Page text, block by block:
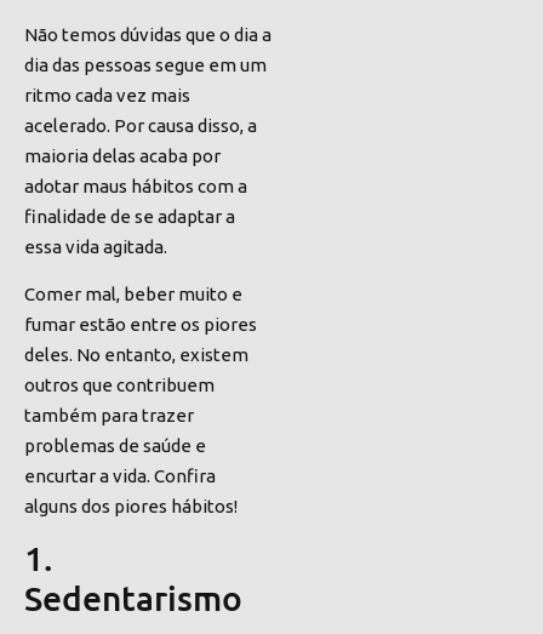
Não temos dúvidas que o dia a
dia das pessoas segue em um
ritmo cada vez mais
acelerado. Por causa disso, a
maioria delas acaba por
adotar maus hábitos com a
finalidade de se adaptar a
essa vida agitada.
Comer mal, beber muito e
fumar estão entre os piores
deles. No entanto, existem
outros que contribuem
também para trazer
problemas de saúde e
encurtar a vida. Confira
alguns dos piores hábitos!
1.
Sedentarismo